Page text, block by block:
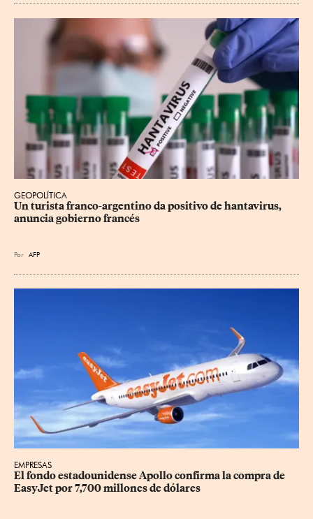
GEOPOLÍTICA
Un turista franco-argentino da positivo de hantavirus,
anuncia gobierno francés
Por AFP
EMPRESAS
El fondo estadounidense Apollo confirma la compra de
EasyJet por 7,700 millones de dólares